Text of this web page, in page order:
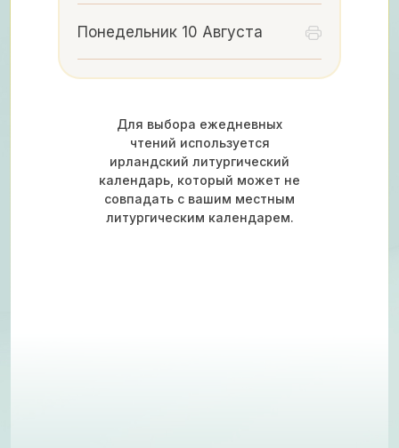
Понедельник 10 Августа
Для выбора ежедневных
чтений используется
ирландский литургический
календарь, который может не
совпадать с вашим местным
литургическим календарем.